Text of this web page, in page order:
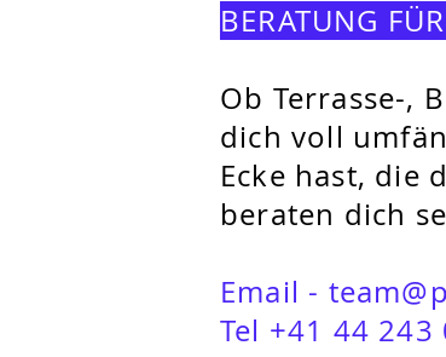
BERATUNG
Ob Terrasse-,
dich voll
Ecke hast, die
beraten dich
Email -
Tel +41 44 243